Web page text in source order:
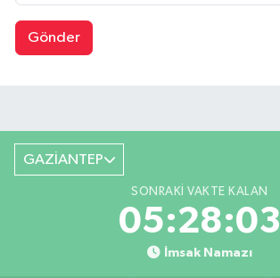
Gönder
GAZİANTEP
SONRAKI VAKTE KALAN
05:28:02
İmsak Namazı